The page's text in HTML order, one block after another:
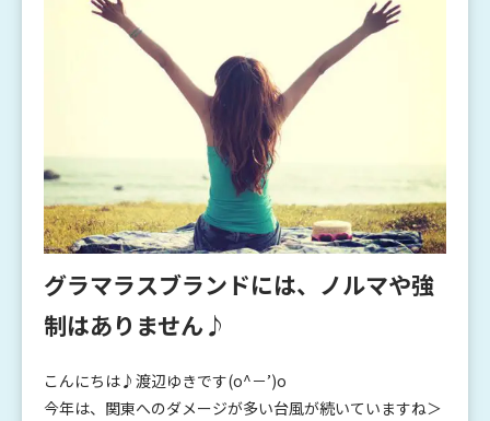
グラマラスブランドには、ノルマや強
制はありません♪
こんにちは♪渡辺ゆきです(o^－’)o
今年は、関東へのダメージが多い台風が続いていますね＞